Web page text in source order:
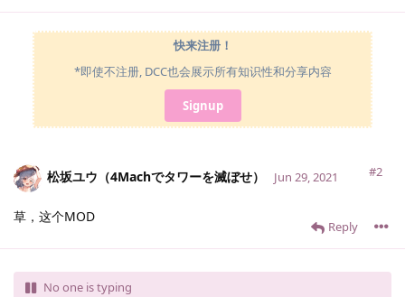
快来注册！
*即使不注册, DCC也会展示所有知识性和分享内容
Signup
松坂ユウ（4Machでタワーを滅ぼせ） #2
Jun 29, 2021
草，这个MOD
Reply
No one is typing